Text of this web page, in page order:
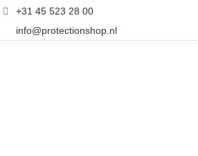
+31 45 523 28 00
info@protectionshop.nl